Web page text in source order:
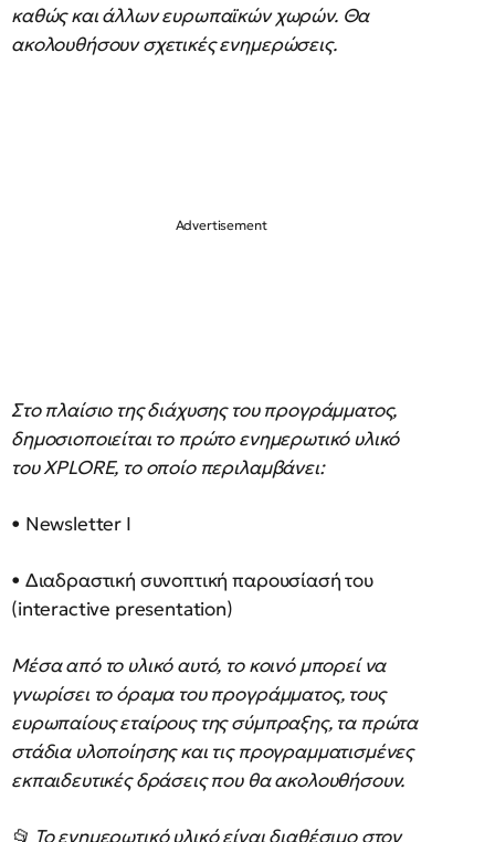
καθώς και άλλων ευρωπαϊκών χωρών. Θα
ακολουθήσουν σχετικές ενημερώσεις.
Στο πλαίσιο της διάχυσης του προγράμματος,
δημοσιοποιείται το πρώτο ενημερωτικό υλικό
του XPLORE, το οποίο περιλαμβάνει:
• Newsletter Ι
• Διαδραστική συνοπτική παρουσίασή του
(interactive presentation)
Μέσα από το υλικό αυτό, το κοινό μπορεί να
γνωρίσει το όραμα του προγράμματος, τους
ευρωπαίους εταίρους της σύμπραξης, τα πρώτα
στάδια υλοποίησης και τις προγραμματισμένες
εκπαιδευτικές δράσεις που θα ακολουθήσουν.
📂 Το ενημερωτικό υλικό είναι διαθέσιμο στον